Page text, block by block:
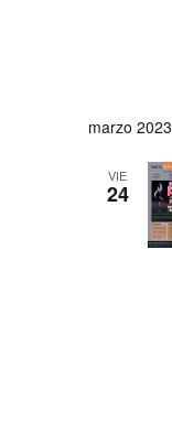
marzo 2023
VIE
24